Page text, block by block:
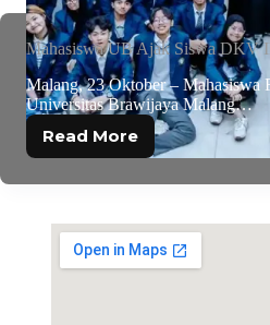
Mahasiswa UB Ajak Siswa DKV
Malang, 23 Oktober – Mahasiswa
Universitas Brawijaya Malang…
Read More